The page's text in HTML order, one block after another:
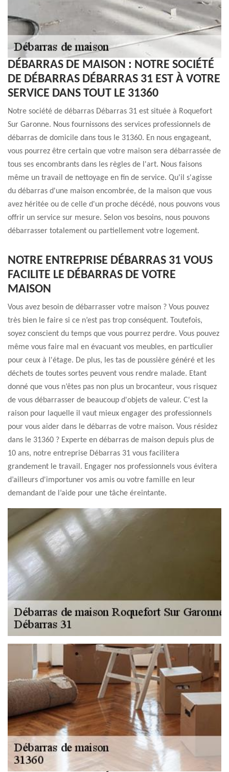
DÉBARRAS DE MAISON : NOTRE SOCIÉTÉ
DE DÉBARRAS DÉBARRAS 31 EST À VOTRE
SERVICE DANS TOUT LE 31360
Notre société de débarras Débarras 31 est située à Roquefort
Sur Garonne. Nous fournissons des services professionnels de
débarras de domicile dans tous le 31360. En nous engageant,
vous pourrez être certain que votre maison sera débarrassée de
tous ses encombrants dans les règles de l'art. Nous faisons
même un travail de nettoyage en fin de service. Qu'il s'agisse
du débarras d'une maison encombrée, de la maison que vous
avez héritée ou de celle d'un proche décédé, nous pouvons vous
offrir un service sur mesure. Selon vos besoins, nous pouvons
débarrasser totalement ou partiellement votre logement.
NOTRE ENTREPRISE DÉBARRAS 31 VOUS
FACILITE LE DÉBARRAS DE VOTRE
MAISON
Vous avez besoin de débarrasser votre maison ? Vous pouvez
très bien le faire si ce n’est pas trop conséquent. Toutefois,
soyez conscient du temps que vous pourrez perdre. Vous pouvez
même vous faire mal en évacuant vos meubles, en particulier
pour ceux à l'étage. De plus, les tas de poussière généré et les
déchets de toutes sortes peuvent vous rendre malade. Etant
donné que vous n’êtes pas non plus un brocanteur, vous risquez
de vous débarrasser de beaucoup d'objets de valeur. C'est la
raison pour laquelle il vaut mieux engager des professionnels
pour vous aider dans le débarras de votre maison. Vous résidez
dans le 31360 ? Experte en débarras de maison depuis plus de
10 ans, notre entreprise Débarras 31 vous facilitera
grandement le travail. Engager nos professionnels vous évitera
d’ailleurs d'importuner vos amis ou votre famille en leur
demandant de l’aide pour une tâche éreintante.